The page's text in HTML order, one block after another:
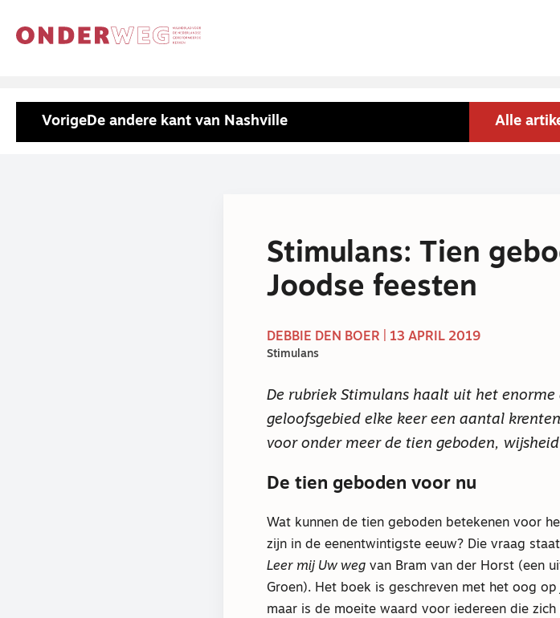
VorigeDe andere kant van Nashville Alle
Stimulans: Tien
Joodse feesten
DEBBIE DEN BOER | 13 APRIL 2019
Stimulans
De rubriek Stimulans haalt uit het
geloofsgebied elke keer een aantal
voor onder meer de tien geboden, wijsheid
De tien geboden voor nu
Wat kunnen de tien geboden betekenen voor
zijn in de eenentwintigste eeuw? Die vraag
Leer mij Uw wegvan Bram van der Horst (een
Groen). Het boek is geschreven met het oog op
maar is de moeite waard voor iedereen die zich